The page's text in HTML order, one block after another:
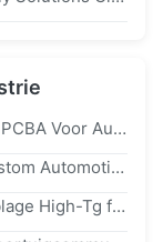
Op Maat Gemaakte Zeer Betrouwbare PCBA Voor Automotive Met SMT Service Turnkey Oplossing
Three-Wheeler Drive Board PCBA Custom Automotive Device PCB Assembly Manufacturer China
Snel Omdraaiende Auto-PCB-Assemblage High-Tg fr4 Voertuig Gemonteerd Monitoringsmeesterbord PCBA